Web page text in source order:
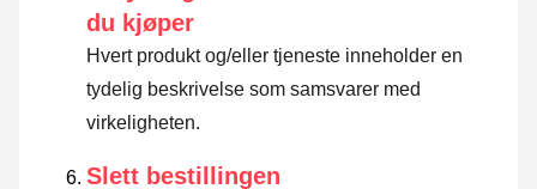
du kjøper
Hvert produkt og/eller tjeneste inneholder en
tydelig beskrivelse som samsvarer med
virkeligheten.
Slett bestillingen